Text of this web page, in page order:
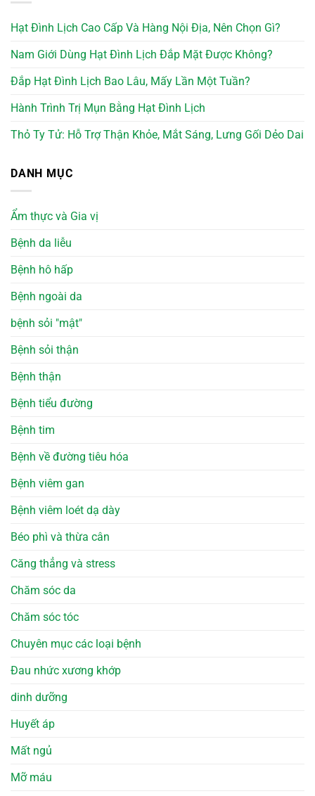
Hạt Đình Lịch Cao Cấp Và Hàng Nội Địa, Nên Chọn Gì?
Nam Giới Dùng Hạt Đình Lịch Đắp Mặt Được Không?
Đắp Hạt Đình Lịch Bao Lâu, Mấy Lần Một Tuần?
Hành Trình Trị Mụn Bằng Hạt Đình Lịch
Thỏ Ty Tử: Hỗ Trợ Thận Khỏe, Mắt Sáng, Lưng Gối Dẻo Dai
DANH MỤC
Ẩm thực và Gia vị
Bệnh da liễu
Bệnh hô hấp
Bệnh ngoài da
bệnh sỏi "mật"
Bệnh sỏi thận
Bệnh thận
Bệnh tiểu đường
Bệnh tim
Bệnh về đường tiêu hóa
Bệnh viêm gan
Bệnh viêm loét dạ dày
Béo phì và thừa cân
Căng thẳng và stress
Chăm sóc da
Chăm sóc tóc
Chuyên mục các loại bệnh
Đau nhức xương khớp
dinh dưỡng
Huyết áp
Mất ngủ
Mỡ máu